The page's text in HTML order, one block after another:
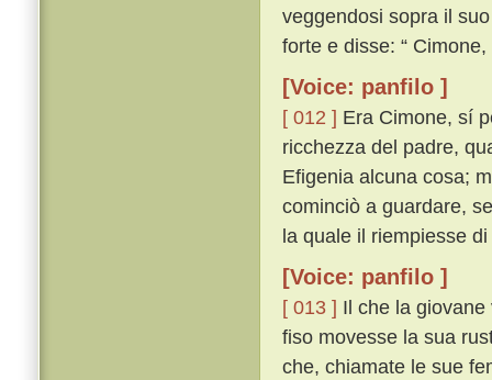
veggendosi sopra il
forte e disse: “
[Voice: panfilo ]
[ 012 ] Era Cimone, sí
ricchezza del padre,
Efigenia alcuna cosa;
cominciò a guardare,
la quale il riempiesse
[Voice: panfilo ]
[ 013 ] Il che la
fiso movesse la sua
che, chiamate le sue